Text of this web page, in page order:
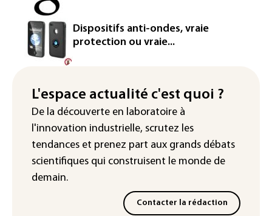
Canicule: à l'arrêt depuis fin juillet, la
centrale de Golfech reconnectée au
réseau
Véhicules de livraison autonomes: la
homologation
Iris³: Eutelsat investira 3,4 milliards
d'euros dans la future constellation
européenne
Dispositifs anti-ondes, vraie
protection ou vraie...
L'espace actualité c'est quoi ?
De la découverte en laboratoire à
l'innovation industrielle, scrutez les
tendances et prenez part aux grands débats
scientifiques qui construisent le monde de
demain.
Contacter la rédaction